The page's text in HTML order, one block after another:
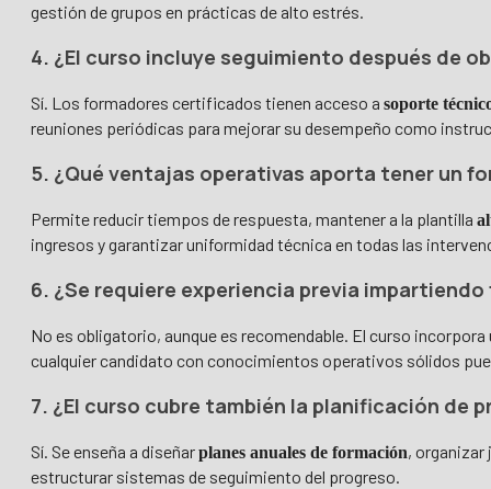
gestión de grupos en prácticas de alto estrés.
4. ¿El curso incluye seguimiento después de
Sí. Los formadores certificados tienen acceso a soporte
reuniones periódicas para mejorar su desempeño como
5. ¿Qué ventajas operativas aporta tener un
Permite reducir tiempos de respuesta, mantener a la plantilla
ingresos y garantizar uniformidad técnica en todas las
6. ¿Se requiere experiencia previa
No es obligatorio, aunque es recomendable. El curso
cualquier candidato con conocimientos operativos sólidos
7. ¿El curso cubre también la planificación de
Sí. Se enseña a diseñarplanes anuales de formación,
estructurar sistemas de seguimiento del progreso.